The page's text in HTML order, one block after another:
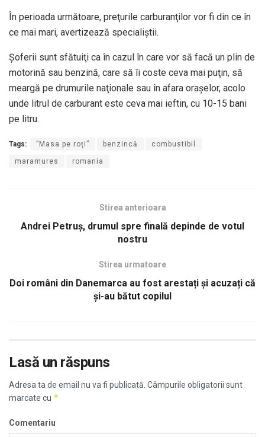
În perioada următoare, preţurile carburanţilor vor fi din ce în
ce mai mari, avertizează specialiştii.
Şoferii sunt sfătuiţi ca în cazul în care vor să facă un plin de
motorină sau benzină, care să îi coste ceva mai puţin, să
meargă pe drumurile naţionale sau în afara oraşelor, acolo
unde litrul de carburant este ceva mai ieftin, cu 10-15 bani
pe litru.
Tags: ”Masa pe roți” benzincă combustibil
maramures romania
Stirea anterioara
Andrei Petruș, drumul spre finală depinde de votul
nostru
Stirea urmatoare
Doi români din Danemarca au fost arestați și acuzați că
și-au bătut copilul
Lasă un răspuns
Adresa ta de email nu va fi publicată. Câmpurile obligatorii sunt
marcate cu *
Comentariu